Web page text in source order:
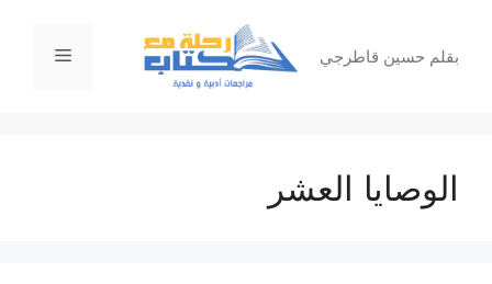
المحتوىبقلم حسين قاطرجي القائمة
الوصايا العشر